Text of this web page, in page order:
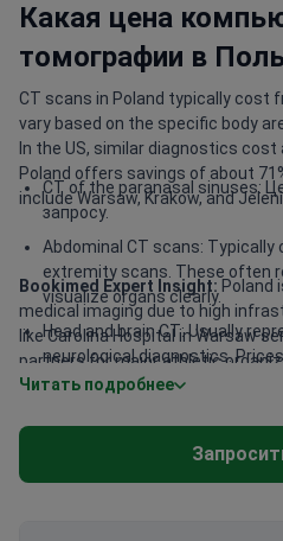
Какая цена
томографии в
CT scans in Poland typically cost
vary based on the specific body
In the US, similar diagnostics cost
Poland offers savings of about
include Warsaw, Krakow, and
CT of the paranasal sinuses:
запросу.
Abdominal CT scans:
extremity scans. These often
visualize organs clearly.
Head and brain CT: Usually
neurological diagnostics.
higher than in smaller cities.
Bookimed Expert Insight: Poland
medical imaging due to high
like Carolina Hospital in Warsaw
partners for major athletic
European Health Center Otwock,
Clinic in Jelenia Gora treats over
annually from countries like
Читать подробнее